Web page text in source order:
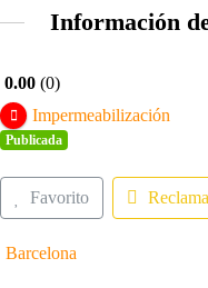
Información
0.00 0
Impermeabilización
Publicada
Favorito
Barcelona